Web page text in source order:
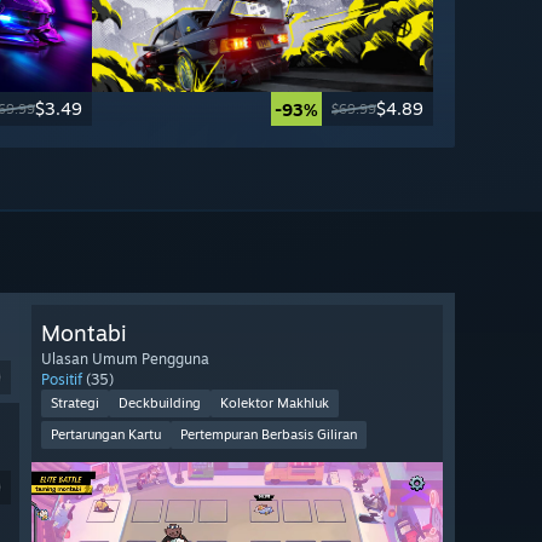
$3.49 -93% $69.99$4.89
Montabi
Ulasan Umum Pengguna
Positif (35)
Strategi Deckbuilding
Kolektor Makhluk
Pertarungan Kartu
Pertempuran Berbasis Giliran